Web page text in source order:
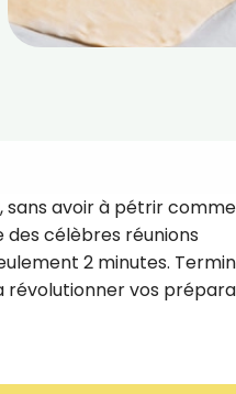
avoir à pétrir
célèbres réunions
2 minutes.
révolutionner vos